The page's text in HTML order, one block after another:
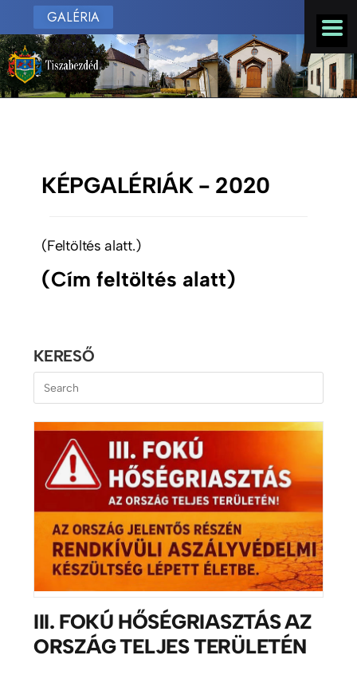
GALÉRIA
KÉPGALÉRIÁK - 2020
(Feltöltés alatt.)
(Cím feltöltés alatt)
KERESŐ
III. FOKÚ HŐSÉGRIASZTÁS AZ
ORSZÁG TELJES TERÜLETÉN